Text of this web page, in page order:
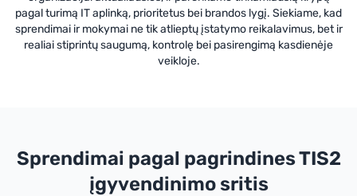
pagal turimą IT aplinką, prioritetus bei brandos lygį. Siekiame, kad
sprendimai ir mokymai ne tik atlieptų įstatymo reikalavimus, bet ir
realiai stiprintų saugumą, kontrolę bei pasirengimą kasdienėje
veikloje.
Sprendimai pagal pagrindines TIS2
įgyvendinimo sritis